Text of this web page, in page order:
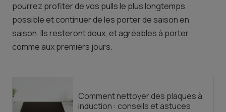
pourrez profiter de vos pulls le plus longtemps
possible et continuer de les porter de saison en
saison. Ils resteront doux, et agréables à porter
comme aux premiers jours.
Comment nettoyer des plaques à
induction : conseils et astuces